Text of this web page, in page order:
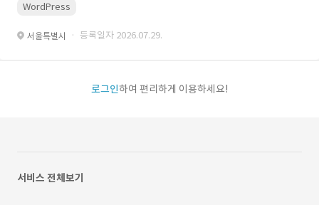
WordPress
서울특별시 · 등록일자 2026.07.29.
로그인하여 편리하게 이용하세요!
서비스 전체보기